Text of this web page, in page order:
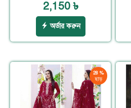
2,150 ৳
অর্ডার করুন
28 %
ছাড়